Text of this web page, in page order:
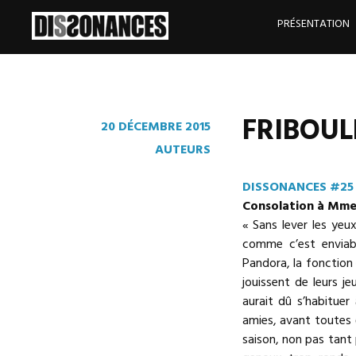
PRÉSENTATION
20 DÉCEMBRE 2015
AUTEURS
DISSONANCES #25
Consolation à
« Sans lever les
comme c’est
Pandora, la
jouissent de leurs
aurait dû
amies, avant toutes
saison, non pas